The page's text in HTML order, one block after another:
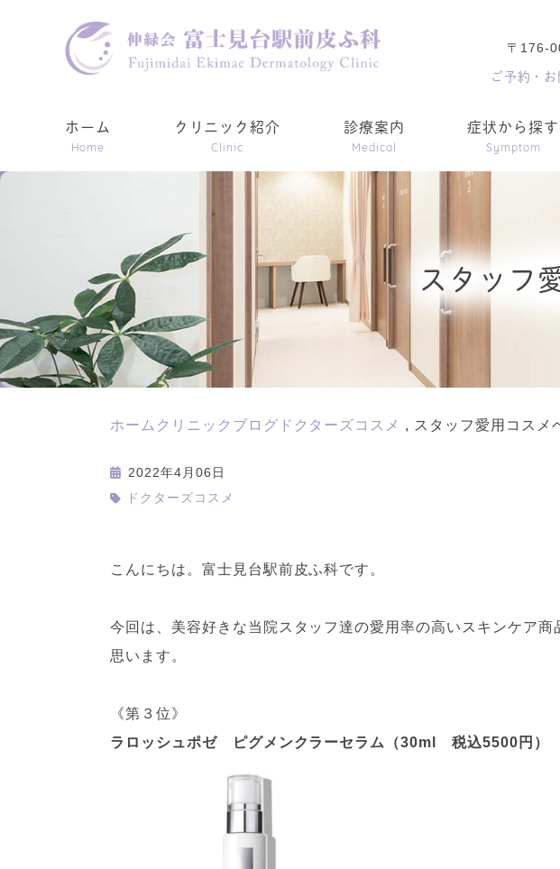
〒176-
ご予約・
ホーム
Home
クリニック紹介
Clinic
診療案内
Medical
症状から探す
Symptom
スタッフ
ホーム クリニックブログ ドクターズコスメ スタッフ愛用コスメ
2022年4月06日
ドクターズコスメ
こんにちは。富士見台駅前皮ふ科です。
今回は、美容好きな当院スタッフ達の愛用率の高いスキンケア商
思います。
《第３位》
ラロッシュポゼ ピグメンクラーセラム（30ml 税込5500円）